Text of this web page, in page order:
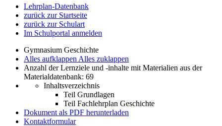
Lehrplan-Datenbank
zurück zur Startseite
zurück zur Schulart
Im Schulportal anmelden
Gymnasium Geschichte
Alles aufklappen Alles zuklappen
Anzahl der Lernziele und -inhalte mit Materialien aus der
Materialdatenbank: 69
Inhaltsverzeichnis
Teil Grundlagen
Teil Fachlehrplan Geschichte
Dokument als PDF herunterladen
Kontaktformular